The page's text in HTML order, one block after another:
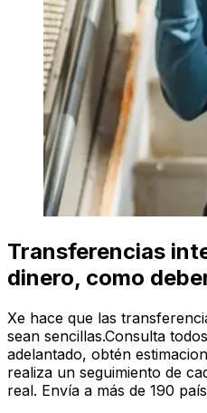
Transferencias
dinero, como
Xe hace que las
sean sencillas.Consulta
adelantado, obtén
realiza un seguimiento de
real. Envía a más de 190